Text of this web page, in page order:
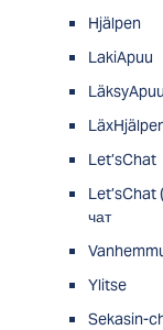
Hjälpen
LakiApuu
LäksyApuu
Let’sChat
Let’sChat
чат
Ylitse
Sekasin-